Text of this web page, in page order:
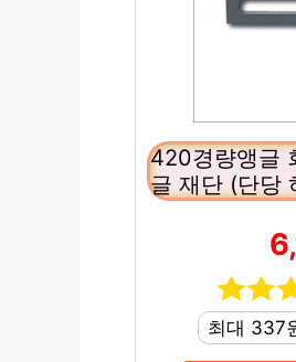
420경량앵글
글 재단 (단당
최대 337